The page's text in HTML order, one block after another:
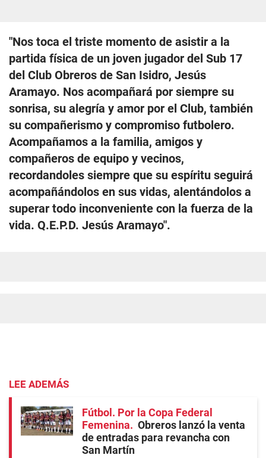
"Nos toca el triste momento de asistir a la
partida física de un joven jugador del Sub 17
del Club Obreros de San Isidro, Jesús
Aramayo. Nos acompañará por siempre su
sonrisa, su alegría y amor por el Club, también
su compañerismo y compromiso futbolero.
Acompañamos a la familia, amigos y
compañeros de equipo y vecinos,
recordandoles siempre que su espíritu seguirá
acompañándolos en sus vidas, alentándolos a
superar todo inconveniente con la fuerza de la
vida. Q.E.P.D. Jesús Aramayo".
LEE ADEMÁS
Fútbol. Por la Copa Federal
Femenina
Obreros lanzó la venta
de entradas para revancha con
San Martín